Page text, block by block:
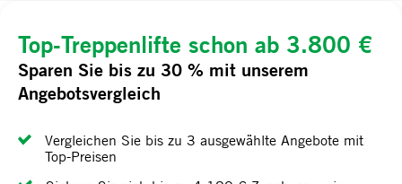
Top-Treppenlifte schon ab 3.800 €
Sparen Sie bis zu 30 % mit unserem
Angebotsvergleich
Vergleichen Sie bis zu 3 ausgewählte Angebote mit
Top-Preisen